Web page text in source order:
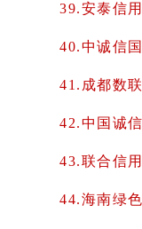
39.安泰信
40.中诚信
41.成都数
42.中国诚
43.联合信
44.海南绿